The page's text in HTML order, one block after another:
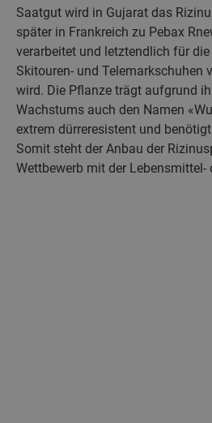
Saatgut wird in Gujarat das
später in Frankreich zu Pebax
verarbeitet und letztendlich für
Skitouren- und Telemarkschuhen
wird. Die Pflanze trägt aufgrund
Wachstums auch den Namen
extrem dürreresistent und
Somit steht der Anbau der
Wettbewerb mit der Lebensmittel-